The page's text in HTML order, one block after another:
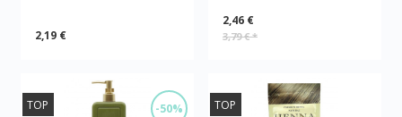
2,19 €
2,46 €
3,79 €*
-50%
TOP TOP